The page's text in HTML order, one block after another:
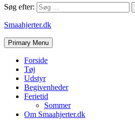
Søg efter:
Smaahjerter.dk
Primary Menu
Forside
Tøj
Udstyr
Begivenheder
Ferietid
Sommer
Om Smaahjerter.dk